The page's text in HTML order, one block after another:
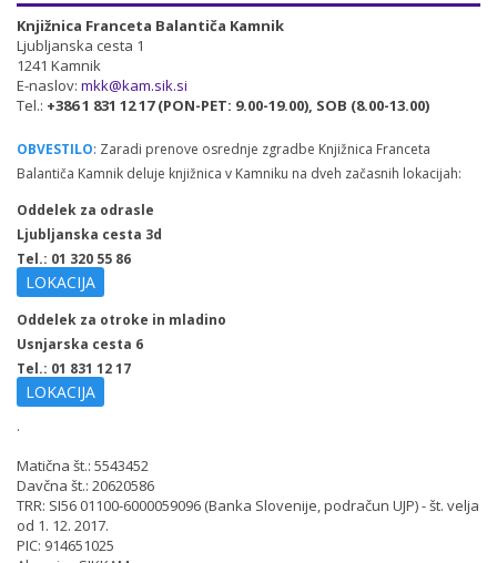
Knjižnica Franceta Balantiča Kamnik
Ljubljanska cesta 1
1241 Kamnik
E-naslov: mkk@kam.sik.si
Tel.: +386 1 831 12 17 (PON-PET: 9.00-19.00), SOB (8.00-13.00)
OBVESTILO: Zaradi prenove osrednje zgradbe Knjižnica Franceta
Balantiča Kamnik deluje knjižnica v Kamniku na dveh začasnih lokacijah:
Oddelek za odrasle
Ljubljanska cesta 3d
Tel.: 01 320 55 86
LOKACIJA
Oddelek za otroke in mladino
Usnjarska cesta 6
Tel.: 01 831 12 17
LOKACIJA
.
Matična št.: 5543452
Davčna št.: 20620586
TRR: SI56 01100-6000059096 (Banka Slovenije, podračun UJP) - št. velja
od 1. 12. 2017.
PIC: 914651025